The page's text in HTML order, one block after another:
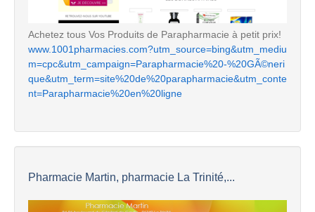
Achetez tous Vos Produits de Parapharmacie à petit prix!
www.1001pharmacies.com?utm_source=bing&utm_mediu
m=cpc&utm_campaign=Parapharmacie%20-%20GÃ©neri
que&utm_term=site%20de%20parapharmacie&utm_conte
nt=Parapharmacie%20en%20ligne
Pharmacie Martin, pharmacie La Trinité,...